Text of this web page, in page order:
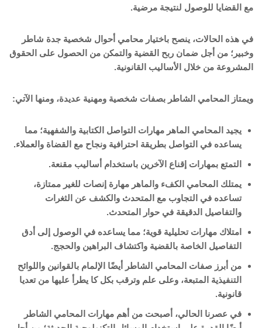
مع القضايا للوصول لنتيجة مرضية.
في هذه الحالات، ينصح باختيار محامي أحوال شخصية جدة شاطر
وخبير؛ من أجل ضمان ربح القضية والتمكن من الحصول على الحقوق
المشروعة من خلال الأساليب القانونية.
ويمتاز المحامي الشاطر بصفات شخصية ومهنية عديدة، ومنها الآتي:
يجيد المحامي الماهر مهارات التواصل الكتابية والشفهية؛ مما
يساعده في التواصل بطريقة احترافية ونجاح مع القضاة والعملاء.
التمتع بمهارات إقناع الآخرين باستخدام أساليب مقنعة.
يمتلك المحامي الكفء والماهر مهارة إنصات للغير ممتازة،
تساعده في التجاوب مع المتحدث والكشف عن الثغرات
والتفاصيل الدقيقة في حوار المتحدث.
امتلاك مهارات تحليلية قوية؛ مما يساعده في الوصول إلى أدق
التفاصيل الخاصة بالقضية واكتشاف البراهين والحجج.
من أبرز صفات المحامي الشاطر أيضًا الإلمام بالقوانين واللوائح
التنفيذية المتبعة، وعلى علم وترقب بكل كا يطرأ عليها من تعديا
قانونية.
في عصرنا الحالي، أصبحت من أهم مهارات المحامي الشاطر